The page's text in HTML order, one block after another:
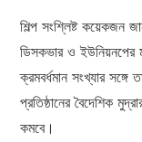
শিল্প সংশ্লিষ্ট কয়েকজন
ডিসকভার ও ইউনিয়নপের
ক্রমবর্ধমান সংখ্যার সঙ্গে
প্রতিষ্ঠানের বৈদেশিক
কমবে।